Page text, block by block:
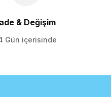
& Değişim
Gün içerisinde